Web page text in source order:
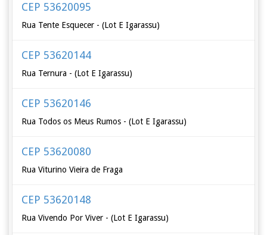
CEP 53620095
Rua Tente Esquecer - (Lot E Igarassu)
CEP 53620144
Rua Ternura - (Lot E Igarassu)
CEP 53620146
Rua Todos os Meus Rumos - (Lot E Igarassu)
CEP 53620080
Rua Viturino Vieira de Fraga
CEP 53620148
Rua Vivendo Por Viver - (Lot E Igarassu)